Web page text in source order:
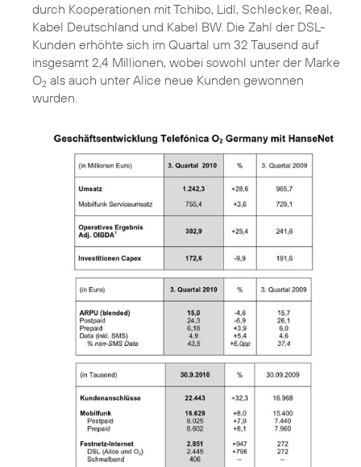
durch Kooperationen mit Tchibo, Lidl, Schlecker, Real,
Kabel Deutschland und Kabel BW. Die Zahl der DSL-
Kunden erhöhte sich im Quartal um 32 Tausend auf
insgesamt 2,4 Millionen, wobei sowohl unter der Marke
O2 als auch unter Alice neue Kunden gewonnen
wurden.